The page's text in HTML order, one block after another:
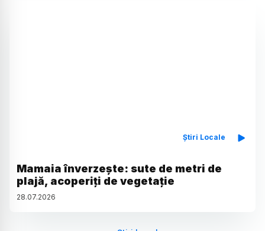
Știri Locale
Mamaia înverzește: sute de metri de
plajă, acoperiți de vegetație
28.07.2026